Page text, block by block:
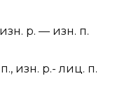
р. — изн. п.
изн. р.- лиц. п.